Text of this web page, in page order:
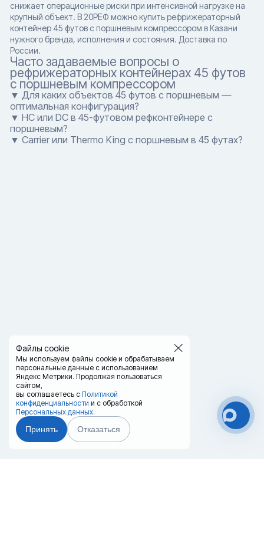
Файлы cookie
Мы используем файлы cookie и обрабатываем
персональные данные с использованием
Яндекс Метрики. Продолжая пользоваться
сайтом,
вы соглашаетесь с Политикой
конфиденциальности и с обработкой
Персональных данных.
Принять Отказаться
снижает операционные риски при интенсивной нагрузке на
крупный объект. В 20РЕФ можно купить рефрижераторный
контейнер 45 футов с поршневым компрессором в Казани
нужного бренда, исполнения и состояния. Доставка по
России.
Часто задаваемые вопросы о
рефрижераторных контейнерах 45 футов
с поршневым компрессором
▼ Для каких объектов 45 футов с поршневым —
оптимальная конфигурация?
▼ HC или DC в 45-футовом рефконтейнере с
поршневым?
▼ Carrier или Thermo King с поршневым в 45 футах?